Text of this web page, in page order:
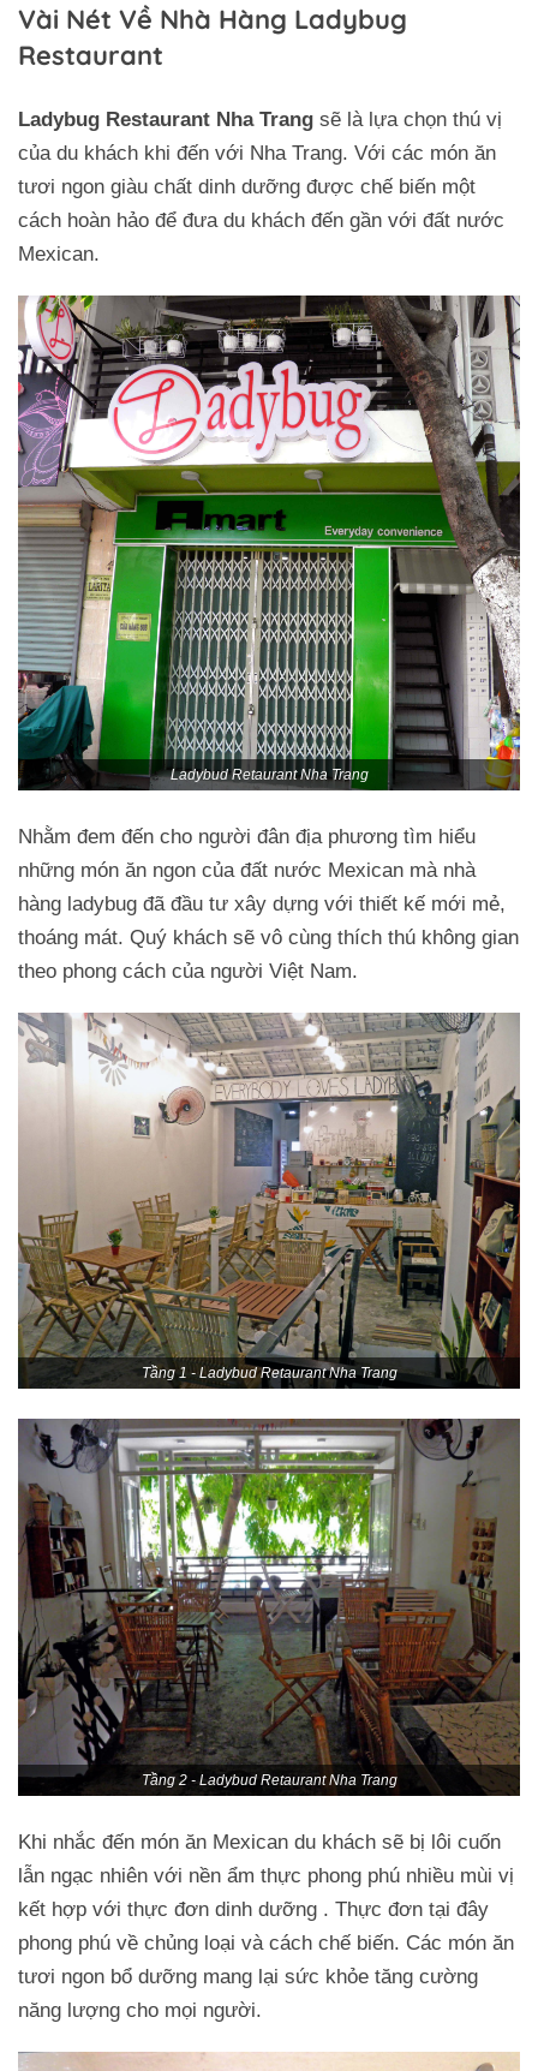
Vài Nét Về Nhà Hàng Ladybug
Restaurant
Ladybug Restaurant Nha Trang sẽ là lựa chọn thú vị
của du khách khi đến với Nha Trang. Với các món ăn
tươi ngon giàu chất dinh dưỡng được chế biến một
cách hoàn hảo để đưa du khách đến gần với đất nước
Mexican.
Ladybud Retaurant Nha Trang
Nhằm đem đến cho người đân địa phương tìm hiểu
những món ăn ngon của đất nước Mexican mà nhà
hàng ladybug đã đầu tư xây dựng với thiết kế mới mẻ,
thoáng mát. Quý khách sẽ vô cùng thích thú không gian
theo phong cách của người Việt Nam.
Tầng 1 - Ladybud Retaurant Nha Trang
Tầng 2 - Ladybud Retaurant Nha Trang
Khi nhắc đến món ăn Mexican du khách sẽ bị lôi cuốn
lẫn ngạc nhiên với nền ẩm thực phong phú nhiều mùi vị
kết hợp với thực đơn dinh dưỡng . Thực đơn tại đây
phong phú về chủng loại và cách chế biến. Các món ăn
tươi ngon bổ dưỡng mang lại sức khỏe tăng cường
năng lượng cho mọi người.